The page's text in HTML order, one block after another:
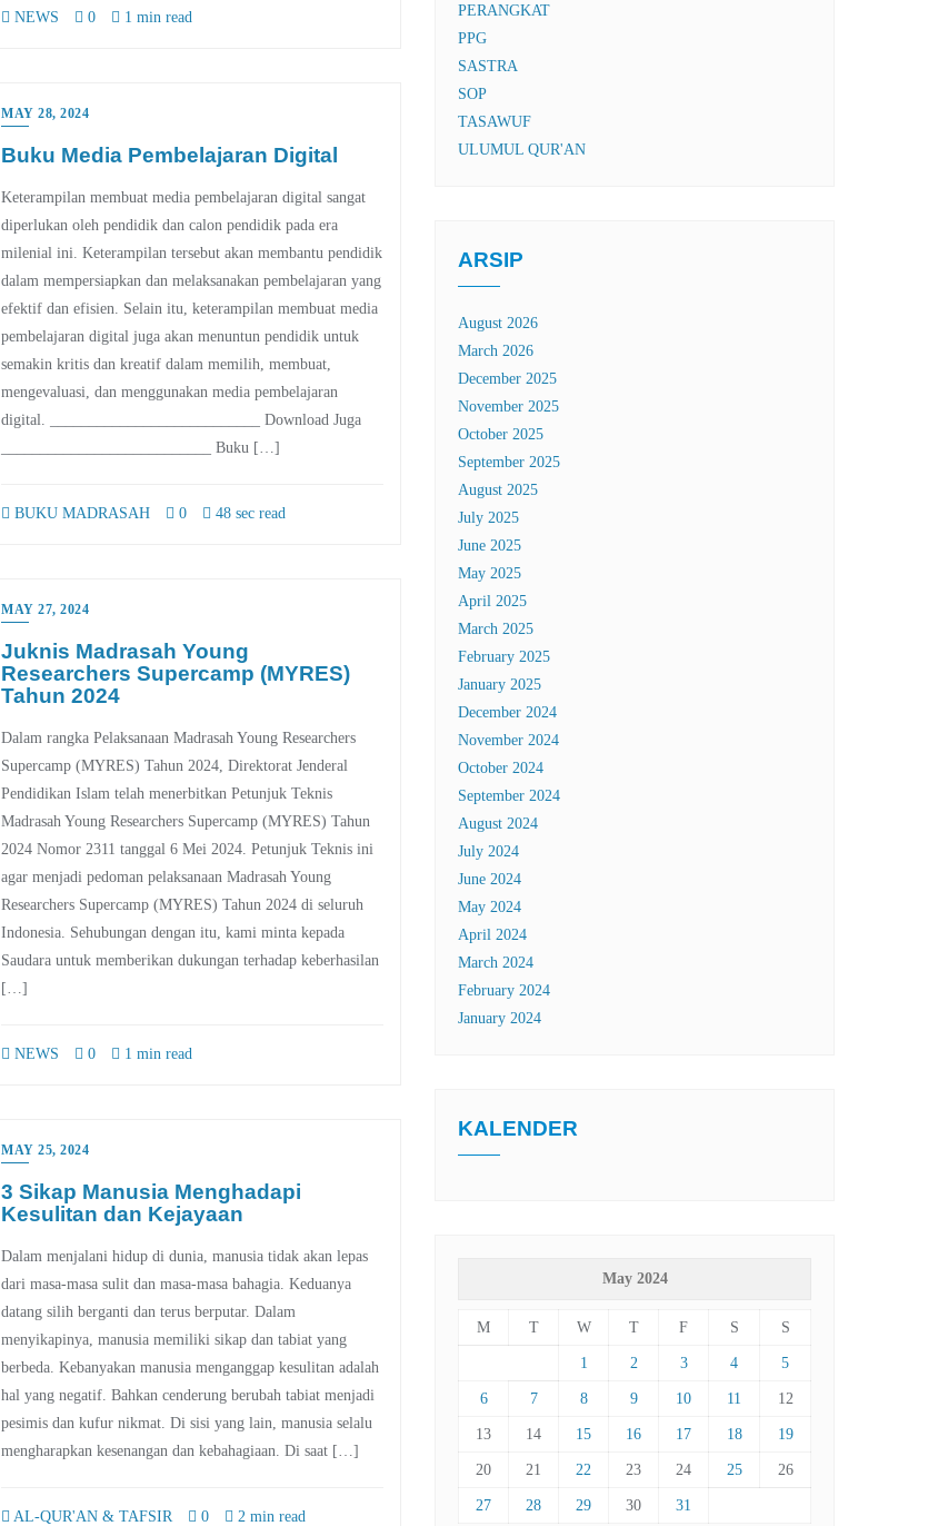
NEWS 0 1 min read
MAY 28, 2024
Buku Media Pembelajaran Digital
Keterampilan membuat media pembelajaran digital sangat
diperlukan oleh pendidik dan calon pendidik pada era
milenial ini. Keterampilan tersebut akan membantu pendidik
dalam mempersiapkan dan melaksanakan pembelajaran yang
efektif dan efisien. Selain itu, keterampilan membuat media
pembelajaran digital juga akan menuntun pendidik untuk
semakin kritis dan kreatif dalam memilih, membuat,
mengevaluasi, dan menggunakan media pembelajaran
digital. ___________________________ Download Juga
___________________________ Buku […]
BUKU MADRASAH 0 48 sec read
MAY 27, 2024
Juknis Madrasah Young
Researchers Supercamp (MYRES)
Tahun 2024
Dalam rangka Pelaksanaan Madrasah Young Researchers
Supercamp (MYRES) Tahun 2024, Direktorat Jenderal
Pendidikan Islam telah menerbitkan Petunjuk Teknis
Madrasah Young Researchers Supercamp (MYRES) Tahun
2024 Nomor 2311 tanggal 6 Mei 2024. Petunjuk Teknis ini
agar menjadi pedoman pelaksanaan Madrasah Young
Researchers Supercamp (MYRES) Tahun 2024 di seluruh
Indonesia. Sehubungan dengan itu, kami minta kepada
Saudara untuk memberikan dukungan terhadap keberhasilan
[…]
NEWS 0 1 min read
MAY 25, 2024
3 Sikap Manusia Menghadapi
Kesulitan dan Kejayaan
Dalam menjalani hidup di dunia, manusia tidak akan lepas
dari masa-masa sulit dan masa-masa bahagia. Keduanya
datang silih berganti dan terus berputar. Dalam
menyikapinya, manusia memiliki sikap dan tabiat yang
berbeda. Kebanyakan manusia menganggap kesulitan adalah
hal yang negatif. Bahkan cenderung berubah tabiat menjadi
pesimis dan kufur nikmat. Di sisi yang lain, manusia selalu
mengharapkan kesenangan dan kebahagiaan. Di saat […]
AL-QUR'AN & TAFSIR 0 2 min read
PERANGKAT
PPG
SASTRA
SOP
TASAWUF
ULUMUL QUR'AN
ARSIP
August 2026
March 2026
December 2025
November 2025
October 2025
September 2025
August 2025
July 2025
June 2025
May 2025
April 2025
March 2025
February 2025
January 2025
December 2024
November 2024
October 2024
September 2024
August 2024
July 2024
June 2024
May 2024
April 2024
March 2024
February 2024
January 2024
KALENDER
May 2024
M T W T F S S
1 2 3 4 5
6 7 8 9 10 11 12
13 14 15 16 17 18 19
20 21 22 23 24 25 26
27 28 29 30 31